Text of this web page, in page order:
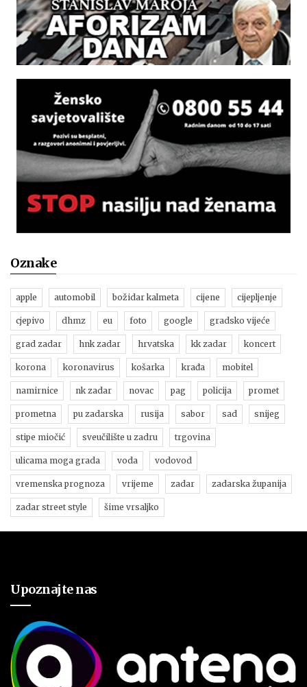
Oznake
apple automobil božidar kalmeta cijene cijepljenje
cjepivo dhmz eu foto google gradsko vijeće
grad zadar hnk zadar hrvatska kk zadar koncert
korona koronavirus košarka krađa mobitel
namirnice nk zadar novac pag policija promet
prometna pu zadarska rusija sabor sad snijeg
stipe miočić sveučilište u zadru trgovina
ulicama moga grada voda vodovod
vremenska prognoza vrijeme zadar zadarska županija
zadar street style šime vrsaljko
Upoznajte nas